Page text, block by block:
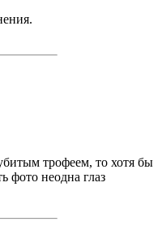
трофеем, то хотя бы
фото неодна глаз